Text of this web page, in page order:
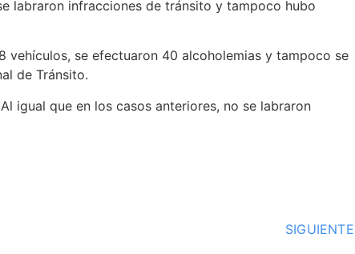
labraron infracciones de tránsito y tampoco hubo
vehículos, se efectuaron 40 alcoholemias y tampoco se
de Tránsito.
igual que en los casos anteriores, no se labraron
SIGUIENTE